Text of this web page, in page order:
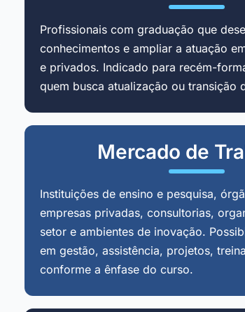
Profissionais com graduação que
conhecimentos e ampliar a atuação
e privados. Indicado para recém-
quem busca atualização ou transição
Mercado de
Instituições de ensino e pesquisa,
empresas privadas, consultorias,
setor e ambientes de inovação.
em gestão, assistência, projetos,
conforme a ênfase do curso.